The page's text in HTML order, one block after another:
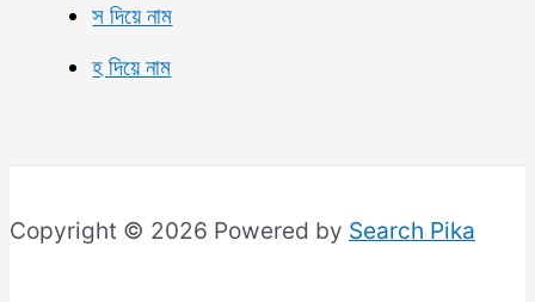
স দিয়ে নাম
হ দিয়ে নাম
Copyright © 2026 Powered by Search Pika